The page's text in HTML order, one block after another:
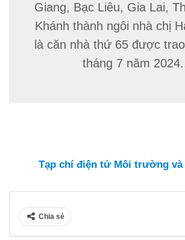
Giang, Bạc Liêu, Gia Lai,
Khánh thành ngôi nhà chị
là căn nhà thứ 65 được
tháng 7 năm
Tạp chí điện tử Môi trường
Chia sẻ